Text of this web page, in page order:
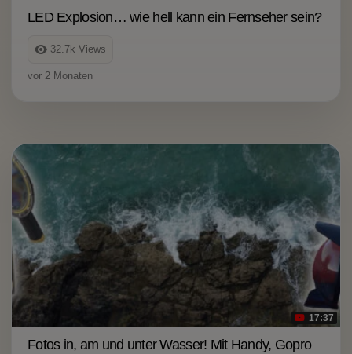
32.7k Views
LED Explosion… wie hell kann ein Fernseher sein?
vor 2 Monaten
17:37
Fotos in, am und unter Wasser! Mit Handy, Gopro